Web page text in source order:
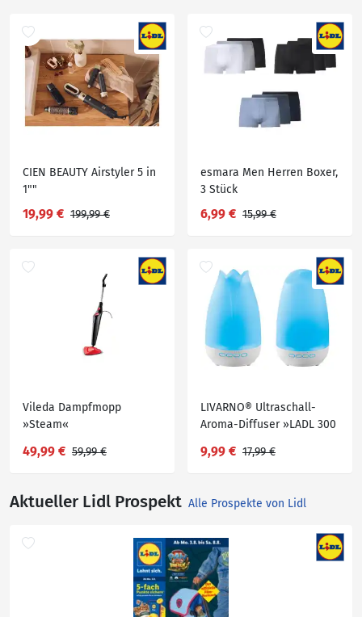
CIEN BEAUTY Airstyler 5 in
1""
19,99 € 199,99 €
esmara Men Herren Boxer,
3 Stück
6,99 € 15,99 €
Vileda Dampfmopp
»Steam«
49,99 € 59,99 €
LIVARNO® Ultraschall-
Aroma-Diffuser »LADL 300
9,99 € 17,99 €
Aktueller Lidl Prospekt Alle Prospekte von Lidl